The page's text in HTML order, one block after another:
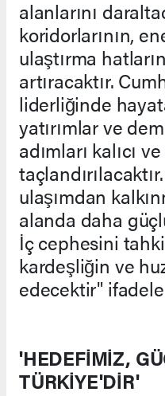
alanlarını
koridorlarının,
ulaştırma
artıracaktır.
liderliğinde
yatırımlar ve
adımları kalıcı
ulaşımdan
alanda daha
İç cephesini
kardeşliğin ve
edecektir"
'HEDEFİMİZ,
TÜRKİYE'DİR'